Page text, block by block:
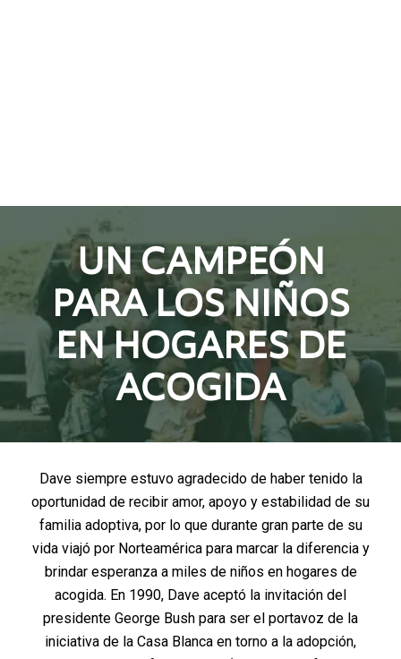
UN CAMPEÓN
PARA LOS NIÑOS
EN HOGARES DE
ACOGIDA
Dave siempre estuvo agradecido de haber tenido la
oportunidad de recibir amor, apoyo y estabilidad de su
familia adoptiva, por lo que durante gran parte de su
vida viajó por Norteamérica para marcar la diferencia y
brindar esperanza a miles de niños en hogares de
acogida. En 1990, Dave aceptó la invitación del
presidente George Bush para ser el portavoz de la
iniciativa de la Casa Blanca en torno a la adopción,